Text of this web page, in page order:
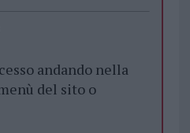
andando nella
del sito o